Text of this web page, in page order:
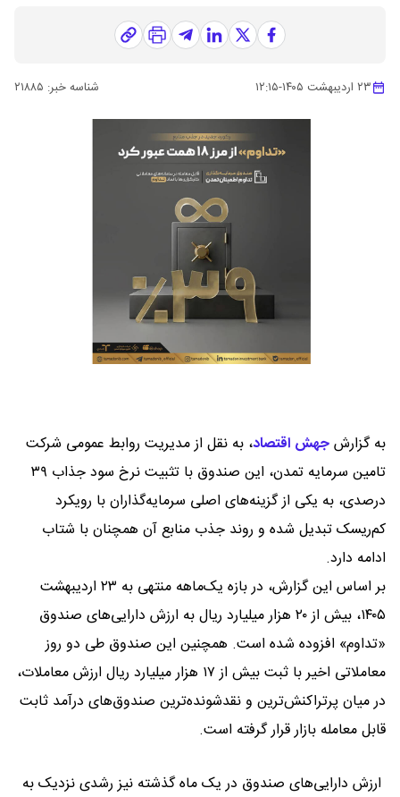
۲۳ اردیبهشت ۱۴۰۵ -۱۲:۱۵ شناسه خبر: ۲۱۸۸۵
به گزارشجهش اقتصاد، به نقل از مدیریت روابط عمومی شرکت
تامین سرمایه تمدن، این صندوق با تثبیت نرخ سود جذاب ۳۹
درصدی، به یکی از گزینه‌های اصلی سرمایه‌گذاران با رویکرد
کم‌ریسک تبدیل شده و روند جذب منابع آن همچنان با شتاب
ادامه دارد.
بر اساس این گزارش، در بازه یک‌ماهه منتهی به ۲۳ اردیبهشت
۱۴۰۵، بیش از ۲۰ هزار میلیارد ریال به ارزش دارایی‌های صندوق
«تداوم» افزوده شده است. همچنین این صندوق طی دو روز
معاملاتی اخیر با ثبت بیش از ۱۷ هزار میلیارد ریال ارزش معاملات،
در میان پرتراکنش‌ترین و نقدشونده‌ترین صندوق‌های درآمد ثابت
قابل معامله بازار قرار گرفته است.
ارزش دارایی‌های صندوق در یک ماه گذشته نیز رشدی نزدیک به